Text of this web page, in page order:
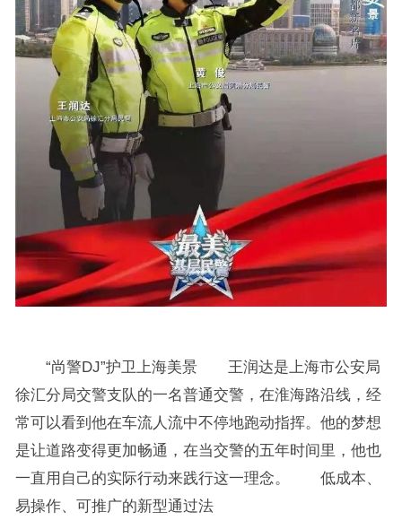
“尚警DJ”护卫上海美景 王润达是上海市公安局
徐汇分局交警支队的一名普通交警，在淮海路沿线，经
常可以看到他在车流人流中不停地跑动指挥。他的梦想
是让道路变得更加畅通，在当交警的五年时间里，他也
一直用自己的实际行动来践行这一理念。 低成本、
易操作、可推广的新型通过法